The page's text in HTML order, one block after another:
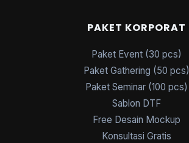
PAKET KORPORAT
Paket Event (30 pcs)
Paket Gathering (50 pcs)
Paket Seminar (100 pcs)
Sablon DTF
Free Desain Mockup
Konsultasi Gratis